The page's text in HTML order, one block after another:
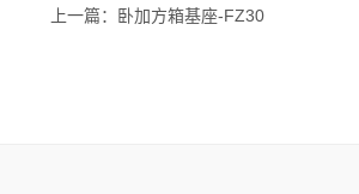
上一篇：卧加方箱基座-FZ30